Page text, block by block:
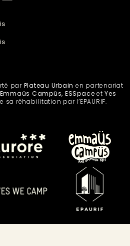
par Plateau Urbain en partenariat
Emmaüs Campüs, ESSpaceetYes
sa réhabilitation par l’EPAURIF.